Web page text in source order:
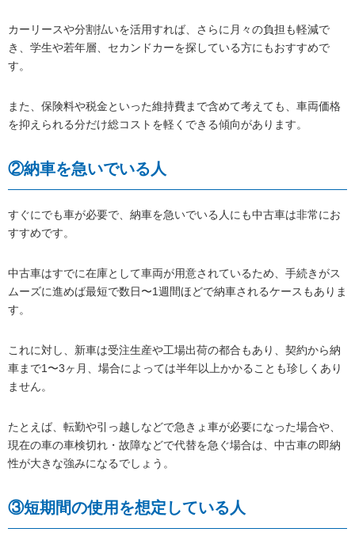
カーリースや分割払いを活用すれば、さらに月々の負担も軽減で
き、学生や若年層、セカンドカーを探している方にもおすすめで
す。
また、保険料や税金といった維持費まで含めて考えても、車両価格
を抑えられる分だけ総コストを軽くできる傾向があります。
②納車を急いでいる人
すぐにでも車が必要で、納車を急いでいる人にも中古車は非常にお
すすめです。
中古車はすでに在庫として車両が用意されているため、手続きがス
ムーズに進めば最短で数日〜1週間ほどで納車されるケースもありま
す。
これに対し、新車は受注生産や工場出荷の都合もあり、契約から納
車まで1〜3ヶ月、場合によっては半年以上かかることも珍しくあり
ません。
たとえば、転勤や引っ越しなどで急きょ車が必要になった場合や、
現在の車の車検切れ・故障などで代替を急ぐ場合は、中古車の即納
性が大きな強みになるでしょう。
③短期間の使用を想定している人